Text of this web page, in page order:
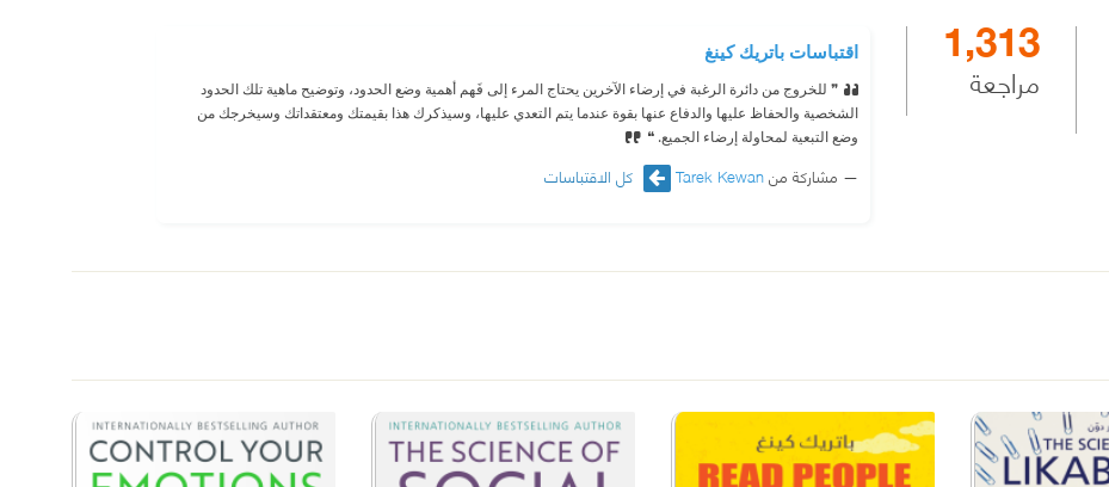
1,313
مراجعة
اقتباسات باتريك كينغ
❞ للخروج من دائرة الرغبة في إرضاء الآخرين يحتاج المرء إلى فَهم أهمية وضع الحدود، وتوضيح ماهية تلك الحدود
الشخصية والحفاظ عليها والدفاع عنها بقوة عندما يتم التعدي عليها، وسيذكرك هذا بقيمتك ومعتقداتك وسيخرجك من
وضع التبعية لمحاولة إرضاء الجميع. ❝
مشاركة منTarek Kewan كل الاقتباسات